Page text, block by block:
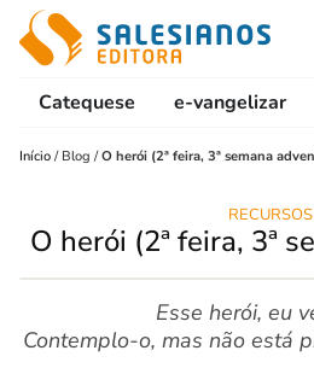
Catequese e-vangelizar
Início / Blog /O herói (2ª feira, 3ª semana
RECURSOS
O herói (2ª feira, 3ª
Esse herói, eu
Contemplo-o, mas não está